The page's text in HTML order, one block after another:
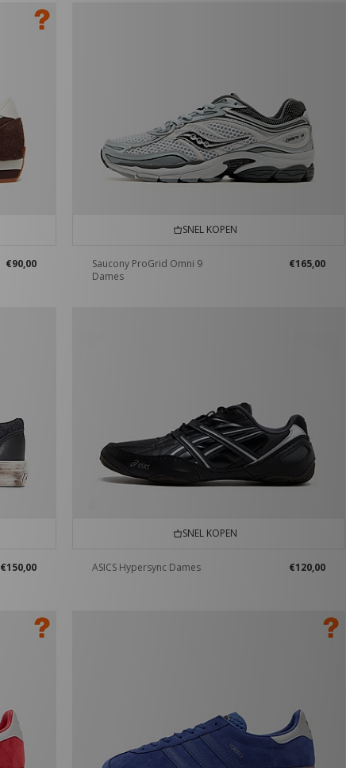
€90,00
SNEL KOPEN
Saucony ProGrid Omni 9
Dames
€165,00
€150,00
SNEL KOPEN
ASICS Hypersync Dames €120,00